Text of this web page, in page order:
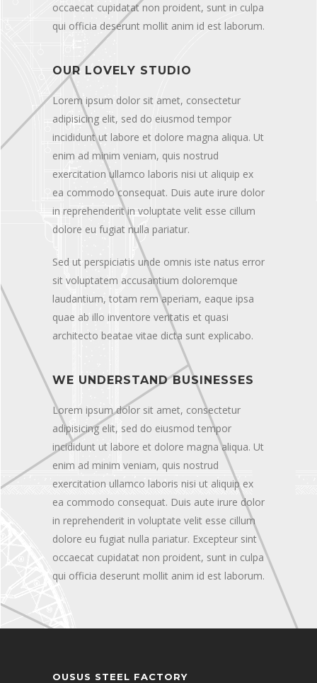
occaecat cupidatat non proident, sunt in culpa
qui officia deserunt mollit anim id est laborum.
OUR LOVELY STUDIO
Lorem ipsum dolor sit amet, consectetur
adipisicing elit, sed do eiusmod tempor
incididunt ut labore et dolore magna aliqua. Ut
enim ad minim veniam, quis nostrud
exercitation ullamco laboris nisi ut aliquip ex
ea commodo consequat. Duis aute irure dolor
in reprehenderit in voluptate velit esse cillum
dolore eu fugiat nulla pariatur.
Sed ut perspiciatis unde omnis iste natus error
sit voluptatem accusantium doloremque
laudantium, totam rem aperiam, eaque ipsa
quae ab illo inventore veritatis et quasi
architecto beatae vitae dicta sunt explicabo.
WE UNDERSTAND BUSINESSES
Lorem ipsum dolor sit amet, consectetur
adipisicing elit, sed do eiusmod tempor
incididunt ut labore et dolore magna aliqua. Ut
enim ad minim veniam, quis nostrud
exercitation ullamco laboris nisi ut aliquip ex
ea commodo consequat. Duis aute irure dolor
in reprehenderit in voluptate velit esse cillum
dolore eu fugiat nulla pariatur. Excepteur sint
occaecat cupidatat non proident, sunt in culpa
qui officia deserunt mollit anim id est laborum.
OUSUS STEEL FACTORY